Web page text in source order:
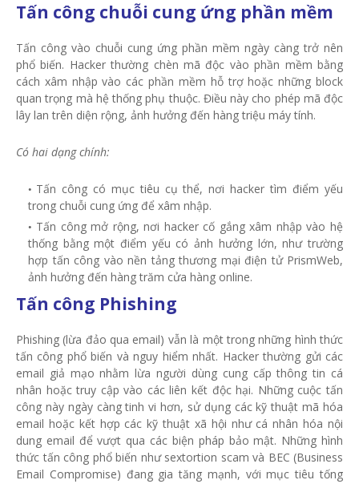
Tấn công chuỗi cung ứng phần mềm
Tấn công vào chuỗi cung ứng phần mềm ngày càng trở nên
phổ biến. Hacker thường chèn mã độc vào phần mềm bằng
cách xâm nhập vào các phần mềm hỗ trợ hoặc những block
quan trọng mà hệ thống phụ thuộc. Điều này cho phép mã độc
lây lan trên diện rộng, ảnh hưởng đến hàng triệu máy tính.
Có hai dạng chính:
Tấn công có mục tiêu cụ thể, nơi hacker tìm điểm yếu
trong chuỗi cung ứng để xâm nhập.
Tấn công mở rộng, nơi hacker cố gắng xâm nhập vào hệ
thống bằng một điểm yếu có ảnh hưởng lớn, như trường
hợp tấn công vào nền tảng thương mại điện tử PrismWeb,
ảnh hưởng đến hàng trăm cửa hàng online.
Tấn công Phishing
Phishing (lừa đảo qua email) vẫn là một trong những hình thức
tấn công phổ biến và nguy hiểm nhất. Hacker thường gửi các
email giả mạo nhằm lừa người dùng cung cấp thông tin cá
nhân hoặc truy cập vào các liên kết độc hại. Những cuộc tấn
công này ngày càng tinh vi hơn, sử dụng các kỹ thuật mã hóa
email hoặc kết hợp các kỹ thuật xã hội như cá nhân hóa nội
dung email để vượt qua các biện pháp bảo mật. Những hình
thức tấn công phổ biến như sextortion scam và BEC (Business
Email Compromise) đang gia tăng mạnh, với mục tiêu tống